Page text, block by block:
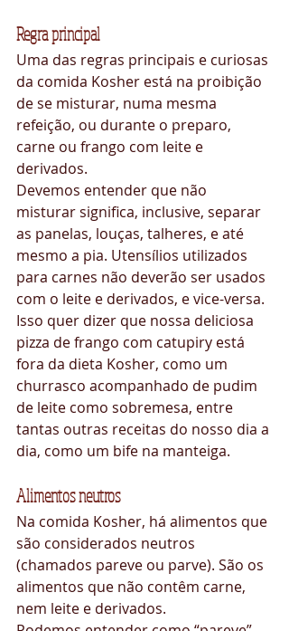
Regra principal
Uma das regras principais e curiosas
da comida Kosher está na proibição
de se misturar, numa mesma
refeição, ou durante o preparo,
carne ou frango com leite e
derivados.
Devemos entender que não
misturar significa, inclusive, separar
as panelas, louças, talheres, e até
mesmo a pia. Utensílios utilizados
para carnes não deverão ser usados
com o leite e derivados, e vice-versa.
Isso quer dizer que nossa deliciosa
pizza de frango com catupiry está
fora da dieta Kosher, como um
churrasco acompanhado de pudim
de leite como sobremesa, entre
tantas outras receitas do nosso dia a
dia, como um bife na manteiga.
Alimentos neutros
Na comida Kosher, há alimentos que
são considerados neutros
(chamados pareve ou parve). São os
alimentos que não contêm carne,
nem leite e derivados.